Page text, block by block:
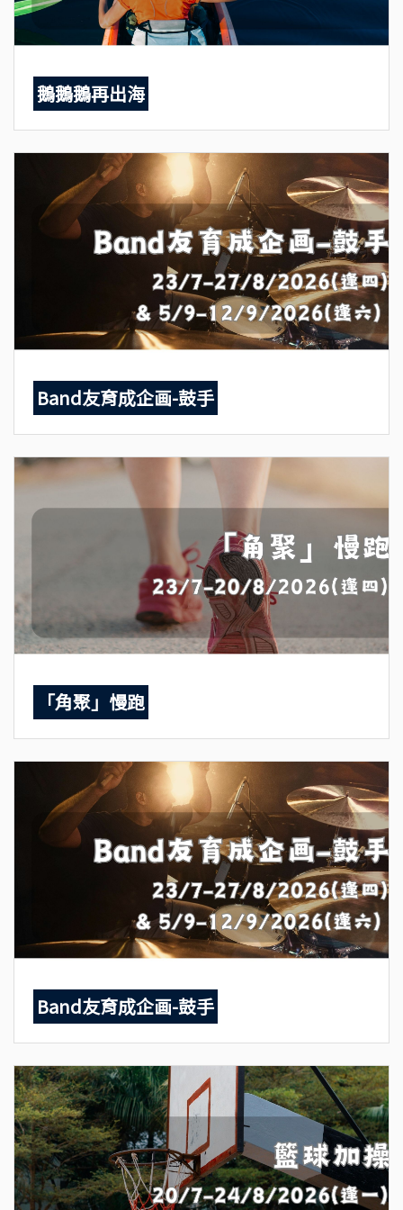
鵝鵝鵝再出海
Band友育成企画-鼓手
「角聚」慢跑
Band友育成企画-鼓手